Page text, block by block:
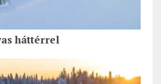
háttérrel